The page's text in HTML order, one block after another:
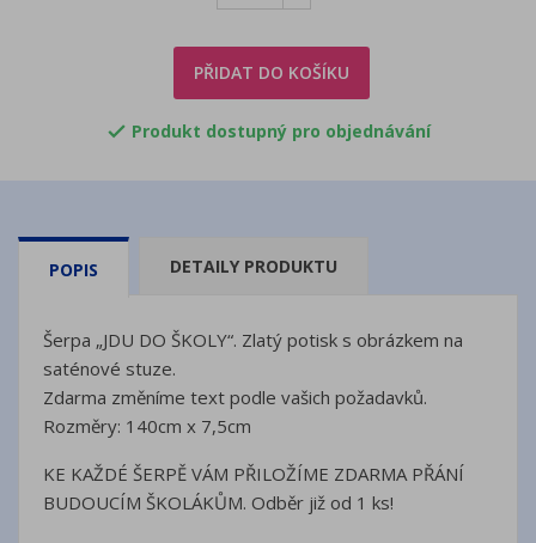
PŘIDAT DO KOŠÍKU
 Produkt dostupný pro objednávání
POPIS DETAILY PRODUKTU
Šerpa „JDU DO ŠKOLY“. Zlatý potisk s obrázkem na
saténové stuze.
Zdarma změníme text podle vašich požadavků.
Rozměry: 140cm x 7,5cm
KE KAŽDÉ ŠERPĚ VÁM PŘILOŽÍME ZDARMA PŘÁNÍ
BUDOUCÍM ŠKOLÁKŮM. Odběr již od 1 ks!